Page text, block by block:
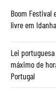
Boom Festival
livre em
Lei
máximo de
Portugal